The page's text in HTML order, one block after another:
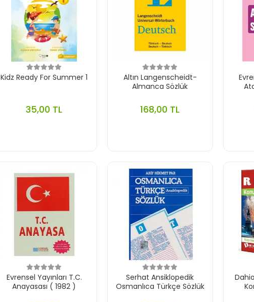
Kidz Ready For Summer 1
35,00 TL
Altın Langenscheidt-
Almanca Sözlük
168,00 TL
Evrensel Yayınları T.C.
Anayasası ( 1982 )
Serhat Ansiklopedik
Osmanlıca Türkçe Sözlük